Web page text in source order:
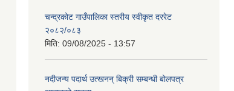
चन्द्रकोट गाउँपालिका स्तरीय स्वीकृत दररेट
२०८२/०८३
मिति: 09/08/2025 - 13:57
नदीजन्य पदार्थ उत्खनन् बिक्री सम्बन्धी बोलपत्र